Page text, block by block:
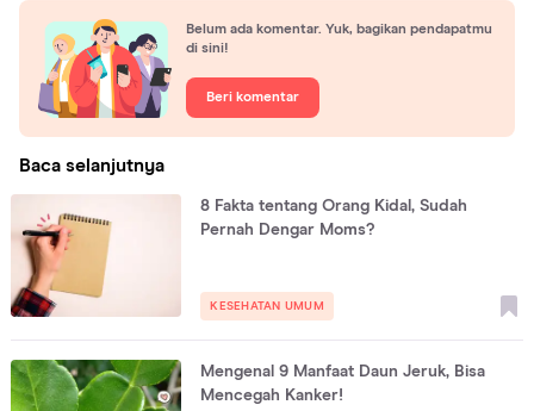
Belum ada komentar. Yuk, bagikan pendapatmu
di sini!
Beri komentar
Baca selanjutnya
8 Fakta tentang Orang Kidal, Sudah
Pernah Dengar Moms?
KESEHATAN UMUM
Mengenal 9 Manfaat Daun Jeruk, Bisa
Mencegah Kanker!